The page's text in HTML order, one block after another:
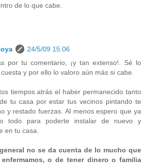
de lo que cabe.
24/5/09 15:06
por tu comentario, ¡y tan extenso!. Sé lo
y por ello lo valoro aún más si cabe.
tiempos atrás el haber permanecido tanto
tu casa por estar tus vecinos pintando te
y restado fuerzas. Al menos espero que ya
todo para poderte instalar de nuevo y
en tu casa.
no se da cuenta de lo mucho que
o de tener dinero o familia